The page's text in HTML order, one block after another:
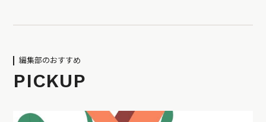
編集部のおすすめ
PICKUP